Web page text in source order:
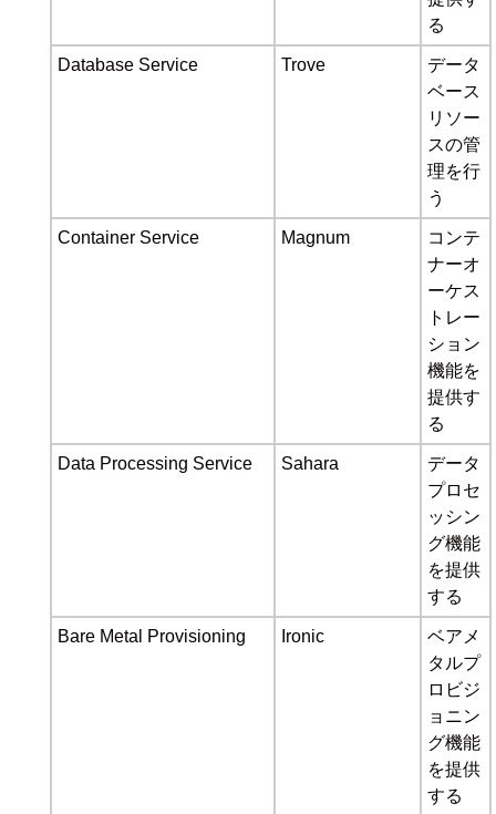
る
Database Service Trove
データ
ベース
リソー
スの管
理を行
う
Container Service Magnum
コンテ
ナーオ
ーケス
トレー
ション
機能を
提供す
る
Data Processing Service Sahara
データ
プロセ
ッシン
グ機能
を提供
する
Bare Metal Provisioning Ironic
ベアメ
タルプ
ロビジ
ョニン
グ機能
を提供
する